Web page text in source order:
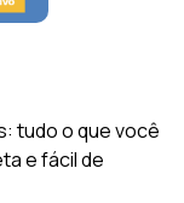
tudo o que você
e fácil de